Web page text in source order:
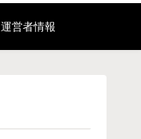
運営者情報